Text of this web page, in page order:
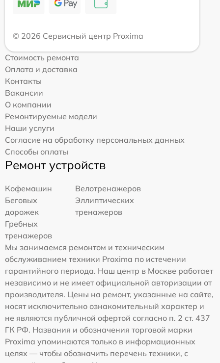
© 2026 Сервисный центр Proxima
Стоимость ремонта
Оплата и доставка
Контакты
Вакансии
О компании
Ремонтируемые модели
Наши услуги
Согласие на обработку персональных данных
Способы оплаты
Ремонт устройств
Кофемашин
Велотренажеров
Беговых
дорожек
Эллиптических
тренажеров
Гребных
тренажеров
Мы занимаемся ремонтом и техническим
обслуживанием техники Proxima по истечении
гарантийного периода. Наш центр в Москве работает
независимо и не имеет официальной авторизации от
производителя. Цены на ремонт, указанные на сайте,
носят исключительно ознакомительный характер и
не являются публичной офертой согласно п. 2 ст. 437
ГК РФ. Названия и обозначения торговой марки
Proxima упоминаются только в информационных
целях — чтобы обозначить перечень техники, с